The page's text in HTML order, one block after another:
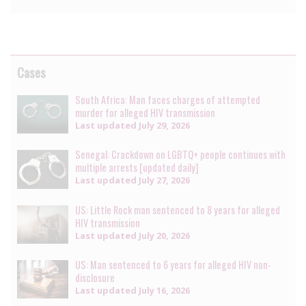
Cases
South Africa: Man faces charges of attempted
murder for alleged HIV transmission
Last updated July 29, 2026
Senegal: Crackdown on LGBTQ+ people continues with
multiple arrests [updated daily]
Last updated July 27, 2026
US: Little Rock man sentenced to 8 years for alleged
HIV transmission
Last updated July 20, 2026
US: Man sentenced to 6 years for alleged HIV non-
disclosure
Last updated July 16, 2026